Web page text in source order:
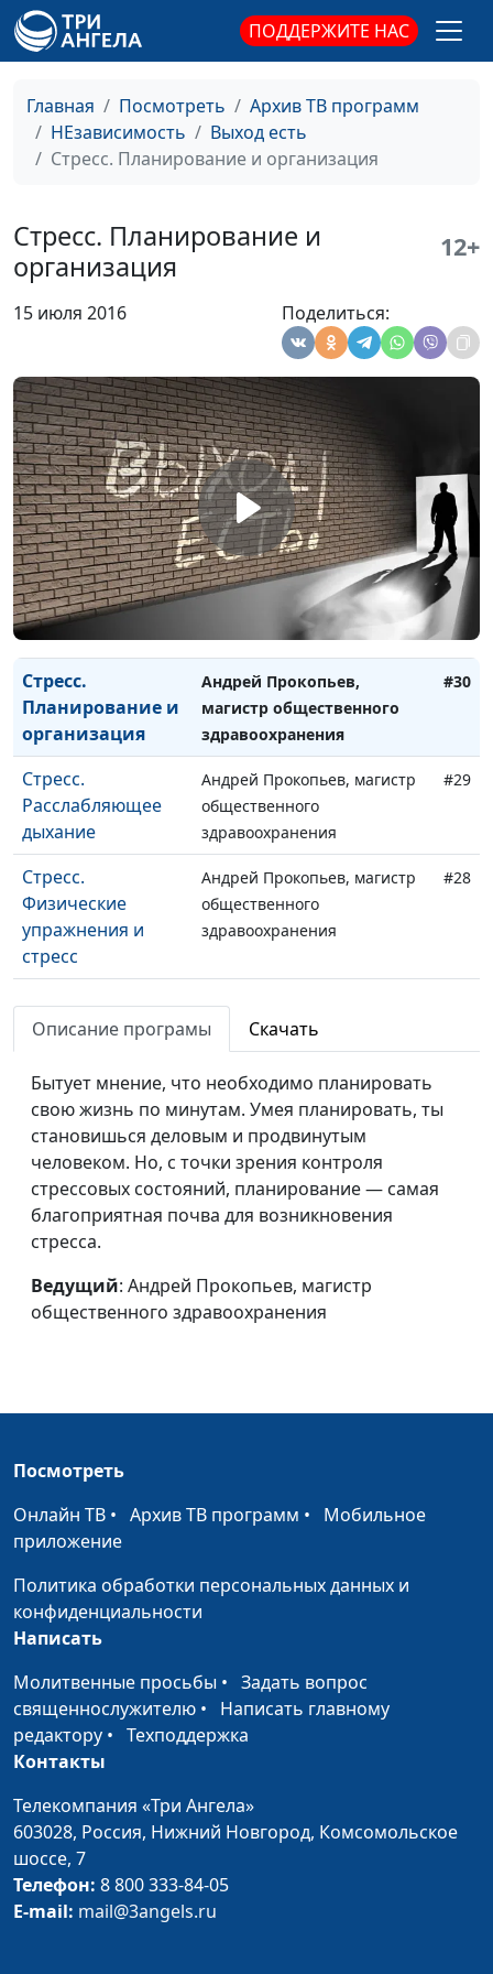
ПОДДЕРЖИТЕ НАС
Главная Посмотреть
Архив ТВ программ
НЕзависимость
Выход есть
Стресс. Планирование и организация
Стресс. Планирование и
организация
12+
15 июля 2016 Поделиться:
со смыслом
общественного
здравоохранения
Благодарность
общественного
здравоохранения
здравоохранения
Стресс.
Отношение к
общественного
здравоохранения
Стресс. Страх от
незнания
Андрей Прокопьев, магистр
общественного
здравоохранения
Стресс.
Созерцание и
размышления
Андрей Прокопьев, магистр
общественного
здравоохранения
#32
Стресс. Уединение
Андрей Прокопьев, магистр
общественного
здравоохранения
#31
Стресс.
Планирование и
организация
Андрей Прокопьев,
магистр общественного
здравоохранения
#30
Стресс.
Расслабляющее
дыхание
Андрей Прокопьев, магистр
общественного
здравоохранения
#29
Стресс.
Физические
упражнения и
стресс
Андрей Прокопьев, магистр
общественного
здравоохранения
#28
Стресс. Сахарная
депрессия
Андрей Прокопьев, магистр
общественного
здравоохранения
Стресс. Питание
Андрей Прокопьев, магистр
общественного
здравоохранения
Стресс. Как
повысить уровень
мелатонина
Андрей Прокопьев, магистр
здравоохранения
Стресс. Гормон,
Андрей Прокопьев, магистр
Стресс. Пагубное
Андрей Прокопьев, магистр
#23
Стресс.
Положительный
Андрей Прокопьев, магистр
Стресс. Природа
стресса
Бросаем курить.
Достойные звания
победителя
Андрей Прокопьев, магистр
общественного
Бросаем курить.
Помогая другим
— помогаешь
себе
Андрей Прокопьев, магистр
общественного
Описание програмы Скачать
Бытует мнение, что необходимо планировать
свою жизнь по минутам. Умея планировать, ты
становишься деловым и продвинутым
человеком. Но, с точки зрения контроля
стрессовых состояний, планирование — самая
благоприятная почва для возникновения
стресса.
Ведущий: Андрей Прокопьев, магистр
общественного здравоохранения
Посмотреть
Онлайн ТВ • Архив ТВ программ • Мобильное
приложение
Политика обработки персональных данных и
конфиденциальности
Написать
Молитвенные просьбы • Задать вопрос
священнослужителю • Написать главному
редактору • Техподдержка
Контакты
Телекомпания «Три Ангела»
603028, Россия, Нижний Новгород, Комсомольское
шоссе, 7
Телефон: 8 800 333-84-05
E-mail: mail@3angels.ru